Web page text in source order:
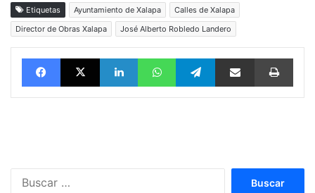
Etiquetas Ayuntamiento de Xalapa
Calles de Xalapa
Director de Obras Xalapa
José Alberto Robledo Landero
FacebookX LinkedInWhatsAppTelegramvía email